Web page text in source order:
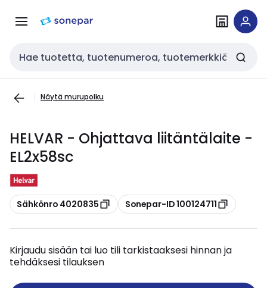
navigointiinsisältöön
Haku
Näytä murupolku
HELVAR - Ohjattava liitäntälaite -
EL2x58sc
Kopioi
Sähkönro 4020835 Kopioi
Sonepar-ID 100124711
Kirjaudu sisään tai luo tili tarkistaaksesi hinnan ja
tehdäksesi tilauksen